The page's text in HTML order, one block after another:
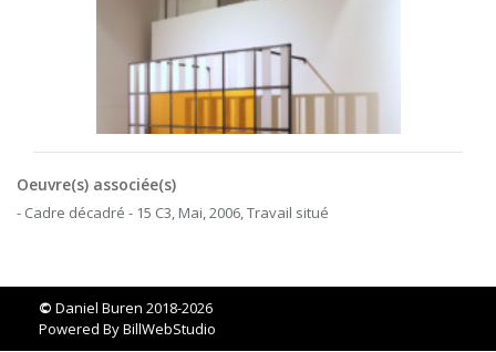
Oeuvre(s) associée(s)
- Cadre décadré - 15 C3, Mai, 2006, Travail situé
© Daniel Buren 2018-2026
Powered ByBillWebStudio